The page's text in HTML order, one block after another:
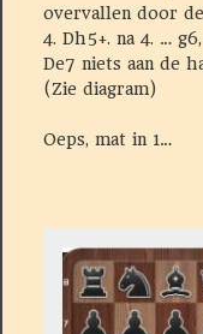
overvallen door
4. Dh5+. na 4. …
De7 niets aan de
(Zie diagram)
Oeps, mat in 1…